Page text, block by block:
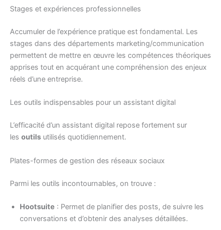
Stages et expériences professionnelles
Accumuler de l’expérience pratique est fondamental. Les
stages dans des départements marketing/communication
permettent de mettre en œuvre les compétences théoriques
apprises tout en acquérant une compréhension des enjeux
réels d’une entreprise.
Les outils indispensables pour un assistant digital
L’efficacité d’un assistant digital repose fortement sur
les outils utilisés quotidiennement.
Plates-formes de gestion des réseaux sociaux
Parmi les outils incontournables, on trouve :
Hootsuite : Permet de planifier des posts, de suivre les
conversations et d’obtenir des analyses détaillées.